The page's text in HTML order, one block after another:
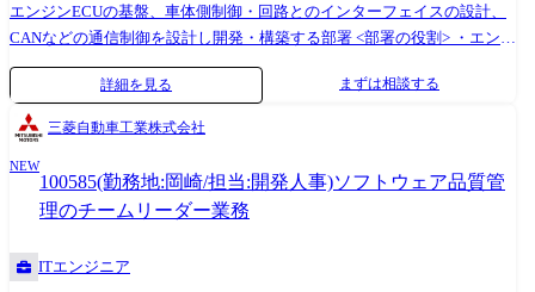
エンジンECUの基盤、車体側制御・回路とのインターフェイスの設計、
CANなどの通信制御を設計し開発・構築する部署 <部署の役割> ・エンジ
ン制御、およびセンサーや電制バルブ、アクチュエータなどのコンポー
ネント設計、コントロールシステム設計 ・エンジンコントロールの基
礎、基盤となる制御の設計 ・ICE、電動車のOBD/ダイアグマネジメント
のシステム設計 <入社後の担当領域> 新車開発プロジェクトにて車両/エ
ンジン/システムの使われ方/要求に基づきエンジンやエンジンシステムを
コントロールする。 制御の開発(制御仕様検討)を行い車両/エンジンの目
標達成に貢献する。 (具体的には) ディーゼルエンジンのSCR後処理シス
ル> ・CAD(CATIA) ・MATLAB/Simulink
詳細を見る まずは相談する
三菱自動車工業株式会社
NEW
100585(勤務地:岡崎/担当:開発人事)ソフトウェア品質管
理のチームリーダー業務
ITエンジニア